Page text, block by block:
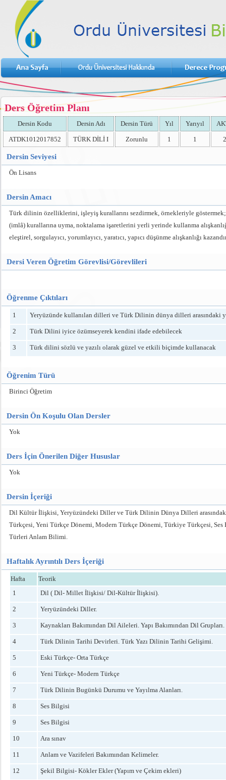
Ders Öğretim Planı
Dersin Kodu Dersin Adı Dersin Türü Yıl Yarıyıl
ATDK1012017852 TÜRK DİLİ I Zorunlu 1 1 2
Dersin Seviyesi
Ön Lisans
Dersin Amacı
Türk dilinin özelliklerini, işleyiş kurallarını sezdirmek, örnekleriyle göstermek;
(imlâ) kurallarına uyma, noktalama işaretlerini yerli yerinde kullanma
eleştirel, sorgulayıcı, yorumlayıcı, yaratıcı, yapıcı düşünme alışkanlığı
Dersi Veren Öğretim Görevlisi/Görevlileri
Öğrenme Çıktıları
1 Yeryüzünde kullanılan dilleri ve Türk Dilinin dünya dilleri arasındaki
2 Türk Dilini iyice özümseyerek kendini ifade edebilecek
3 Türk dilini sözlü ve yazılı olarak güzel ve etkili biçimde kullanacak
Öğrenim Türü
Birinci Öğretim
Dersin Ön Koşulu Olan Dersler
Yok
Ders İçin Önerilen Diğer Hususlar
Yok
Dersin İçeriği
Dil Kültür İlişkisi, Yeryüzündeki Diller ve Türk Dilinin Dünya Dilleri
Türkçesi, Yeni Türkçe Dönemi, Modern Türkçe Dönemi, Türkiye Türkçesi,
Türleri Anlam Bilimi.
Haftalık Ayrıntılı Ders İçeriği
Hafta
Teorik
1
Dil ( Dil- Millet İlişkisi/ Dil-Kültür İlişkisi).
2 Yeryüzündeki Diller.
3 Kaynakları Bakımından Dil Aileleri. Yapı Bakımından Dil Grupları.
4 Türk Dilinin Tarihi Devirleri. Türk Yazı Dilinin Tarihi Gelişimi.
5 Eski Türkçe- Orta Türkçe
6 Yeni Türkçe- Modern Türkçe
7 Türk Dilinin Bugünkü Durumu ve Yayılma Alanları.
8 Ses Bilgisi
9 Ses Bilgisi
10 Ara sınav
11 Anlam ve Vazifeleri Bakımından Kelimeler.
12 Şekil Bilgisi- Kökler Ekler (Yapım ve Çekim ekleri)